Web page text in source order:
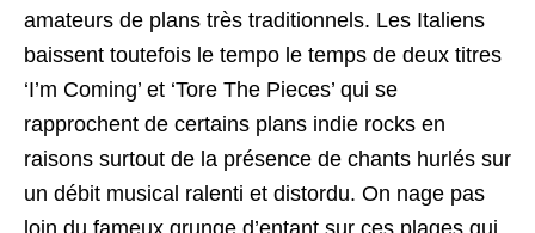
amateurs de plans très traditionnels. Les Italiens
baissent toutefois le tempo le temps de deux titres
‘I’m Coming’ et ‘Tore The Pieces’ qui se
rapprochent de certains plans indie rocks en
raisons surtout de la présence de chants hurlés sur
un débit musical ralenti et distordu. On nage pas
loin du fameux grunge d’entant sur ces plages qui